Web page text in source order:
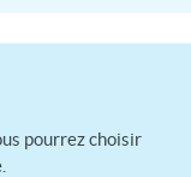
pourrez choisir